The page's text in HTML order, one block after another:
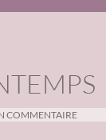
COMMENTAIRE